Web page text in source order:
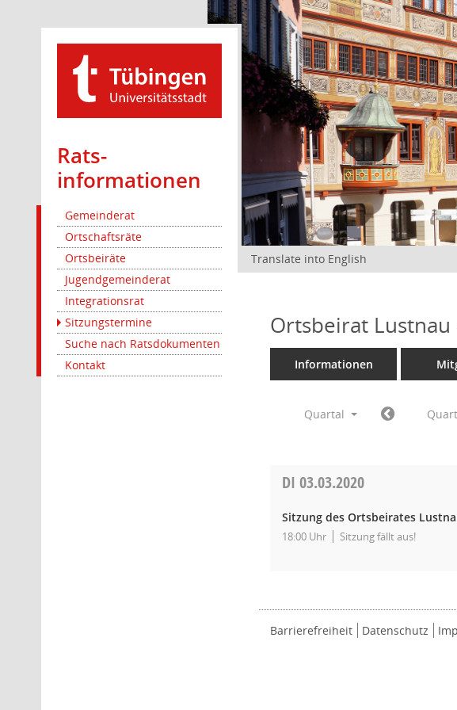
Rats­
informationen
Gemeinderat
Ortschaftsräte
Ortsbeiräte
Jugendgemeinderat
Integrationsrat
Sitzungstermine
Suche nach Ratsdokumenten
Kontakt
Translate into English
Ortsbeirat
Informationen
Quartal
DI03.03.2020
Sitzung des Ortsbeirates
18:00 Uhr Sitzung fällt aus!
Barrierefreiheit Datenschutz